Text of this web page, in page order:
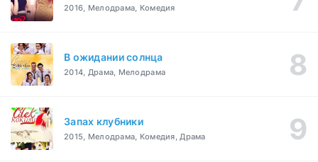
2016, Мелодрама, Комедия
В ожидании солнца
2014, Драма, Мелодрама
Запах клубники
2015, Мелодрама, Комедия, Драма